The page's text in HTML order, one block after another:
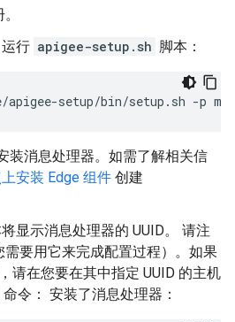
行 apigee-setup.sh 脚本：
apigee-setup/bin/setup.sh -p
装消息处理器。如需了解相关信
安装 Edge 组件 创建
显示消息处理器的 UUID。 请注
需要用它来完成配置过程）。如果
请在您要在其中指定 UUID 的主机
命令： 安装了消息处理器：